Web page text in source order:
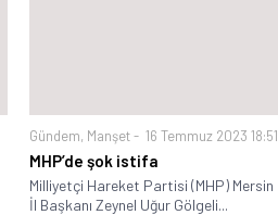
Gündem, Manşet 16 Temmuz 2023 18:51
MHP’de şok istifa
Milliyetçi Hareket Partisi (MHP) Mersin
İl Başkanı Zeynel Uğur Gölgeli...